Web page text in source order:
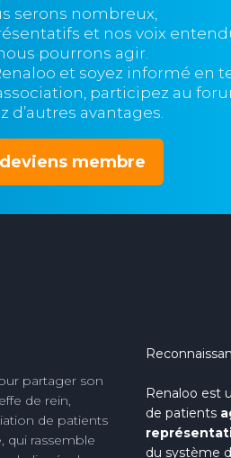
serons nombreux,
et nos voix
pourrons agir.
et soyez informé en
participez au
d’autres avantages.
membre
partager son
de rein,
de patients
qui rassemble
Renaloo est
de patients
du système